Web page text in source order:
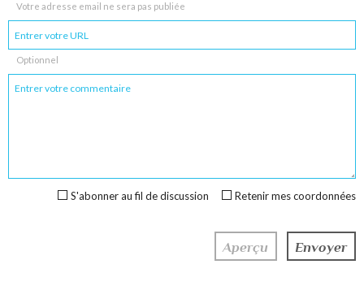
Votre adresse email ne sera pas publiée
Optionnel
Retenir mes coordonnées
S'abonner au fil de discussion